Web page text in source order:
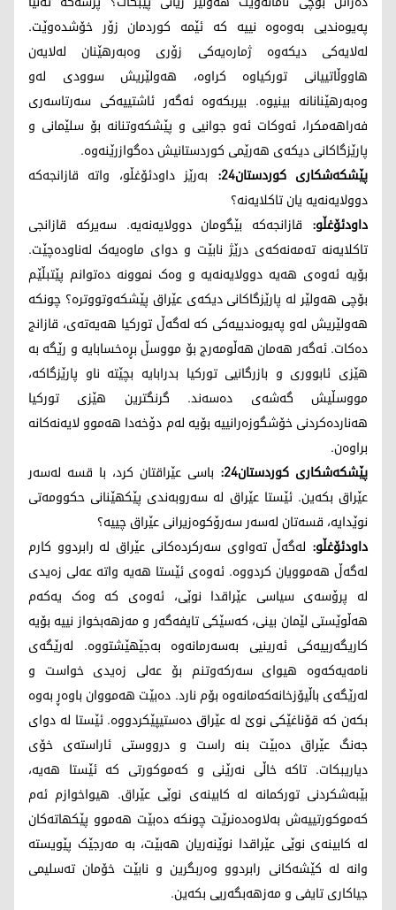
پەیوەندیی بەوەوە نییە کە ئێمە کوردمان زۆر خۆشدەوێت.
لەلایەکی دیکەوە ژمارەیەکی زۆری وەبەرهێنان لەلایەن
هاووڵاتییانی تورکیاوە کراوە، هەولێریش سوودی لەو
وەبەرهێنانانە بینیوە. بیربکەوە ئەگەر ئاشتییەکی سەرتاسەری
فەراهەمکرا، ئەوکات ئەو جوانیی و پێشکەوتنانە بۆ سلێمانی و
پارێزگاکانی دیکەی هەرێمی کوردستانیش دەگوازرێنەوە.
پێشکەشکاری کوردستان24:
بەرێز داودئۆغڵو، واتە قازانجەکە
دوولایەنەیە یان تاکلایەنە؟
داودئۆغڵو: قازانجەکە بێگومان دوولایەنەیە. سەیرکە قازانجی
تاکلایەنە تەمەنەکەی درێژ نابێت و دوای ماوەیەک لەناودەچێت.
بۆیە ئەوەی هەیە دوولایەنەیە و وەک نموونە دەتوانم پێتبڵێم
بۆچی هەولێر لە پارێزگاکانی دیکەی عێراق پێشکەوتووترە؟ چونکە
هەولێریش لەو پەیوەندییەکی کە لەگەڵ تورکیا هەیەتەی، قازانج
دەکات. ئەگەر هەمان هەڵومەرج بۆ مووسڵ بڕەخسابایە و رێگە بە
هێزی ئابووری و بازرگانیی تورکیا بدرابایە بچێتە ناو پارێزگاکە،
مووسڵیش گەشەی دەسەند. گرنگترین هێزی تورکیا
هەناردەکردنی خۆشگوزەرانییە بۆیە لەم دۆخەدا هەموو لایەنەکانه
براوەن.
پێشکەشکاری کوردستان24:
باسی عێراقتان کرد، با قسە لەسەر
عێراق بکەین. ئێستا عێراق لە سەروبەندی پێکهێنانی حکوومەتی
نوێدایە، قسەتان لەسەر سەرۆکوەزیرانی عێراق چییە؟
داودئۆغڵو: لەگەڵ تەواوی سەرکردەکانی عێراق لە رابردوو کارم
لەگەڵ هەموویان کردووە. ئەوەی ئێستا هەیە واتە عەلی زەیدی
لە پرۆسەی سیاسی عێراقدا نوێی، ئەوەی کە وەک یەکەم
هەڵوێستی لێمان بینی، کەسێکی تایفەگەر و مەزهەبخواز نییە بۆیە
کاریگەرییەکی ئەرینیی بەسەرمانەوە بەجێهێشتووە. لەرێگەی
نامەیەکەوە هیوای سەرکەوتنم بۆ عەلی زەیدی خواست و
لەرێگەی باڵیۆزخانەکەمانەوە بۆم نارد. دەبێت هەمووان باوەڕ بەوە
بکەن کە قۆنا‌غێکی نوێ لە عێراق دەستیپێکردووە. ئێستا لە دوای
جەنگ عێراق دەبێت بنە راست و درووستی ئاراستەی خۆی
دیاریبکات. تاکە خاڵی نەرێنی و کەموکورتی کە ئێستا هەیە،
بێبەشکردنی تورکمانە لە کابینەی نوێی عێراق. هیواخوازم ئەم
کەموکورتییەش بەلاوەدەنرێت چونکە دەبێت هەموو پێکهاتەکان
لە کابینەی نوێی عێراقدا نوێنەریان هەبێت، بە مەرجێک پێویستە
وانە لە کێشەکانی رابردوو وەربگرین و نابێت خۆمان تەسلیمی
جیاکاری تایفی و مەزهەبگەریی بکەین.